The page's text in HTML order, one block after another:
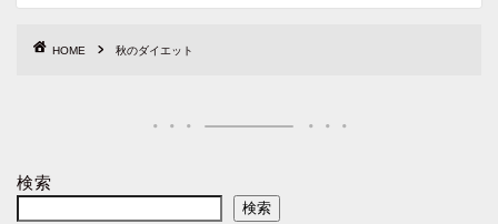
HOME 秋のダイエット
検索
検索